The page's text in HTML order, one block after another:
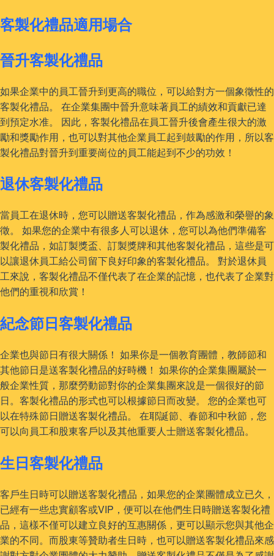
客製化禮品適用場合
晉升客製化禮品
如果企業中的員工晉升到更高的職位，可以給對方一個象徵性的
客製化禮品。 在企業集團中晉升意味著員工的績效和貢獻已達
到預定水准。 因此，客製化禮品在員工晉升後會產生很大的激
勵和獎勵作用，也可以對其他企業員工起到鼓勵的作用，所以客
製化禮品對晉升到重要崗位的員工能起到不少的功效！
退休客製化禮品
當員工在退休時，您可以贈送客製化禮品，作為感激和榮譽的象
徵。 如果您的企業中有很多人可以退休，您可以為他們準備客
製化禮品，如訂製獎盃、訂製獎牌和其他客製化禮品，這些是可
以讓退休員工給公司留下良好印象的客製化禮品。 對於退休員
工來說，客製化禮品不僅代表了在企業的記憶，也代表了企業對
他們的重視和欣賞！
紀念節日客製化禮品
企業也與節日有很大關係！ 如果你是一個教育團體，教師節和
其他節日是送客製化禮品的好時機！ 如果你的企業集團屬於一
般企業性質，那麼勞動節對你的企業集團來說是一個很好的節
日。客製化禮品的形式也可以根據節日而改變。 您的企業也可
以在特殊節日贈送客製化禮品。 在耶誕節、春節和中秋節，您
可以向員工和股東客戶以及其他重要人士贈送客製化禮品。
生日客製化禮品
客戶生日時可以贈送客製化禮品，如果您的企業團體成立已久，
已經有一些忠實顧客或VIP，便可以在他們生日時贈送客製化禮
品，這樣不僅可以建立良好的互惠關係，更可以顯示您與其他企
業的不同。而股東等贊助者生日時，也可以贈送客製化禮品來感